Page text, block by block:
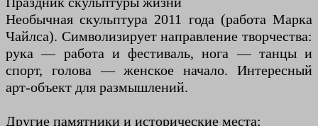
Необычная скульптура 2011 года (работа Марка
Чайлса). Символизирует направление творчества:
рука — работа и фестиваль, нога — танцы и
спорт, голова — женское начало. Интересный
арт-объект для размышлений.
Другие памятники и исторические места: